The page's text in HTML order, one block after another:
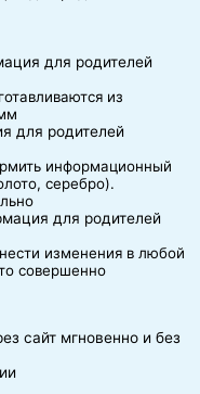
из
информационный
серебро).
изменения в любой
совершенно
сайт мгновенно и без